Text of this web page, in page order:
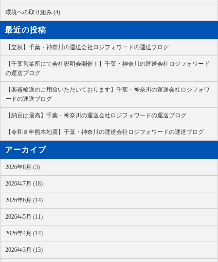
環境への取り組み (4)
最近の投稿
【立秋】千葉・神奈川の運送会社ロジフォワードの運送ブログ
【千葉営業所にて会社説明会開催！】千葉・神奈川の運送会社ロジフォワード
の運送ブログ
【楽器輸送のご用命いただいております】千葉・神奈川の運送会社ロジフォワ
ードの運送ブログ
【納豆は最高】千葉・神奈川の運送会社ロジフォワードの運送ブログ
【令和８年熊本地震】千葉・神奈川の運送会社ロジフォワードの運送ブログ
アーカイブ
2026年8月 (3)
2026年7月 (18)
2026年6月 (14)
2026年5月 (11)
2026年4月 (14)
2026年3月 (13)